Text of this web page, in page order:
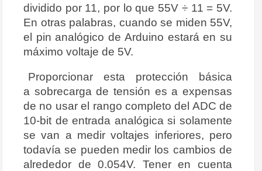
dividido por 11, por lo que 55V ÷ 11 = 5V.
En otras palabras, cuando se miden 55V,
el pin analógico de Arduino estará en su
máximo voltaje de 5V.
Proporcionar esta protección básica
a sobrecarga de tensión es a expensas
de no usar el rango completo del ADC de
10-bit de entrada analógica si solamente
se van a medir voltajes inferiores, pero
todavía se pueden medir los cambios de
alrededor de 0.054V. Tener en cuenta